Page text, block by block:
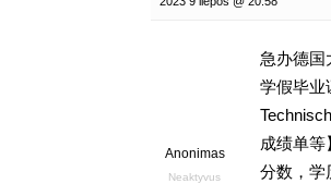
Anonimas
Neaktyvus
急办德国
学假毕业
成绩单等
分数，学